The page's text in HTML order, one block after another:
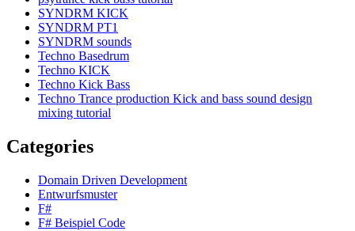
SYNDRM KICK
SYNDRM PT1
SYNDRM sounds
Techno Basedrum
Techno KICK
Techno Kick Bass
Techno Trance production Kick and bass sound design
mixing tutorial
Categories
Domain Driven Development
Entwurfsmuster
F#
F# Beispiel Code